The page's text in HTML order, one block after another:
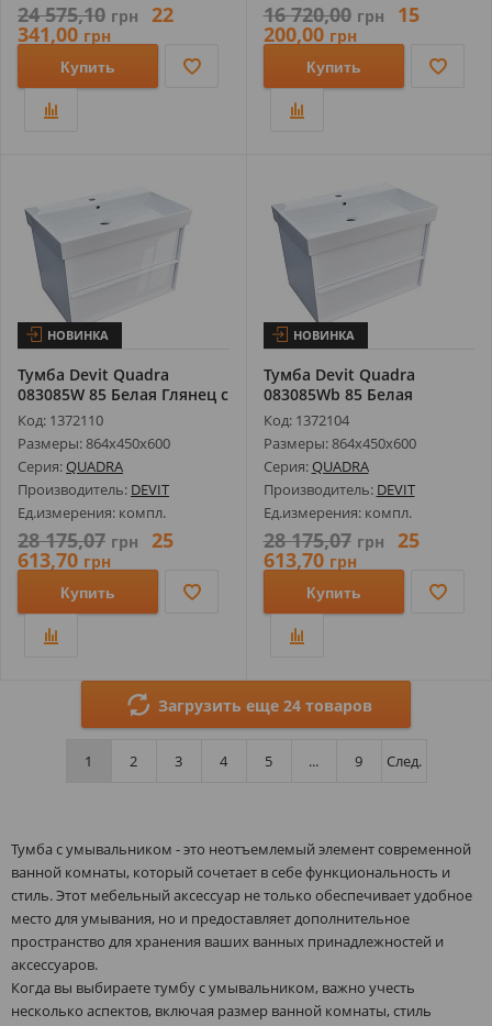
24 575,10 грн 22
341,00 грн
Купить
16 720,00 грн 15
200,00 грн
Купить
НОВИНКА
Тумба Devit Quadra
083085W 85 Белая Глянец с
Умываль...
Код: 1372110
Размеры: 864х450х600
Серия:QUADRA
Производитель: DEVIT
Ед.измерения: компл.
28 175,07 грн 25
613,70 грн
Купить
НОВИНКА
Тумба Devit Quadra
083085Wb 85 Белая
Матовая с Умыва...
Код: 1372104
Размеры: 864х450х600
Серия:QUADRA
Производитель: DEVIT
Ед.измерения: компл.
28 175,07 грн 25
613,70 грн
Купить
Загрузить еще 24 товаров
1 2 3 4 5 ... 9 След.
Тумба с умывальником - это неотъемлемый элемент современной
ванной комнаты, который сочетает в себе функциональность и
стиль. Этот мебельный аксессуар не только обеспечивает удобное
место для умывания, но и предоставляет дополнительное
пространство для хранения ваших ванных принадлежностей и
аксессуаров.
Когда вы выбираете тумбу с умывальником, важно учесть
несколько аспектов, включая размер ванной комнаты, стиль